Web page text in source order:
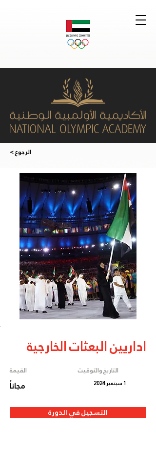
< الرجوع
اداريين البعثات الخارجية
القيمة
مجاناً
التاريخ والتوقيت
1 سبتمبر 2024
التسجيل في الدورة